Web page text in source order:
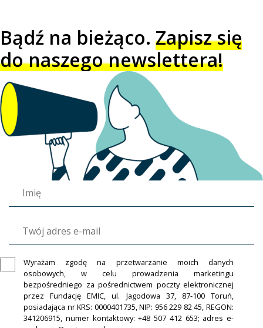
Bądź na bieżąco. Zapisz się
do naszego newslettera!
Wyrażam zgodę na przetwarzanie moich danych
osobowych, w celu prowadzenia marketingu
bezpośredniego za pośrednictwem poczty elektronicznej
przez Fundację EMIC, ul. Jagodowa 37, 87-100 Toruń,
posiadająca nr KRS: 0000401735, NIP: 956 229 82 45, REGON:
341206915, numer kontaktowy: +48 507 412 653; adres e-